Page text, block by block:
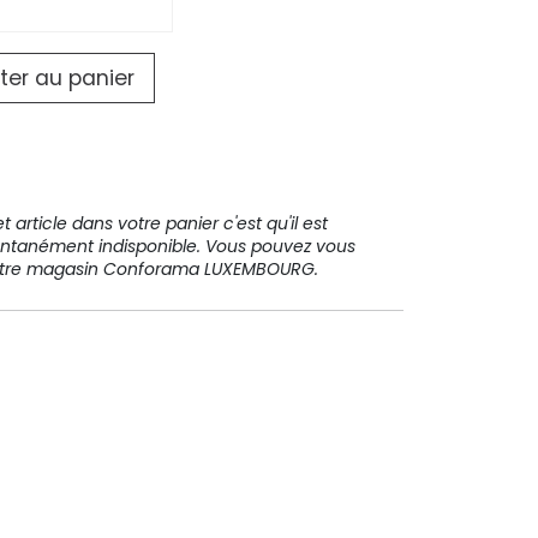
au panier
article dans votre panier c'est qu'il est
indisponible. Vous pouvez vous
magasin Conforama LUXEMBOURG.